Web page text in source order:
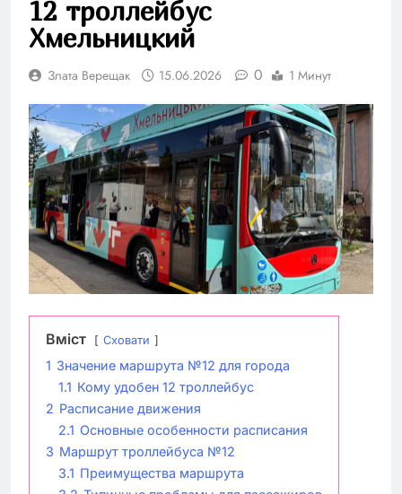
12 троллейбус
Хмельницкий
Злата Верещак 15.06.2026 0 1 Минут
Вміст Сховати
1 Значение маршрута №12 для города
1.1 Кому удобен 12 троллейбус
2 Расписание движения
2.1 Основные особенности расписания
3 Маршрут троллейбуса №12
3.1 Преимущества маршрута